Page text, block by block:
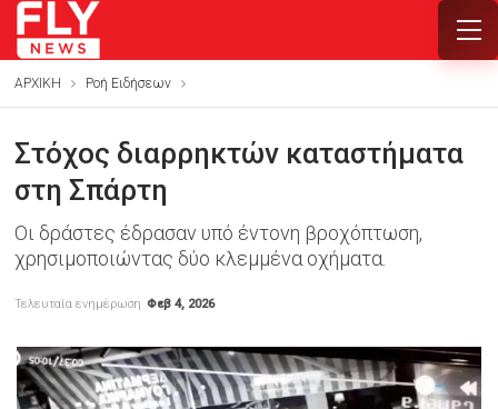
ΑΡΧΙΚΗ Ροή Ειδήσεων
Στόχος διαρρηκτών καταστήματα
στη Σπάρτη
Οι δράστες έδρασαν υπό έντονη βροχόπτωση,
χρησιμοποιώντας δύο κλεμμένα οχήματα.
Τελευταία ενημέρωση Φεβ 4, 2026